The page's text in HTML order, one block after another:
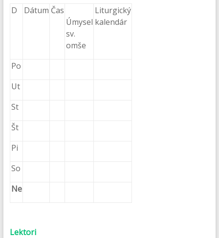
D Dátum Čas
Úmysel
sv.
omše
Liturgický
kalendár
Po
Ut
St
Št
Pi
So
Ne
Lektori